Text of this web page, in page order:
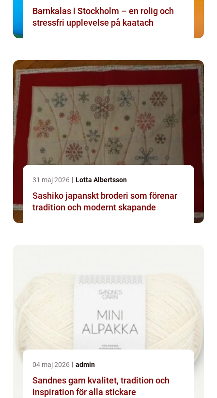
Barnkalas i Stockholm – en rolig och
stressfri upplevelse på kaatach
31 maj 2026 Lotta Albertsson
Sashiko japanskt broderi som förenar
tradition och modernt skapande
04 maj 2026 admin
Sandnes garn kvalitet, tradition och
inspiration för alla stickare